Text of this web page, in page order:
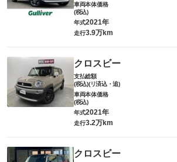
車両本体価格
(税込)
年式2021年
走行3.9万km
クロスビー
支払総額
(税込)(リ済込・追)
車両本体価格
(税込)
年式2021年
走行3.2万km
クロスビー